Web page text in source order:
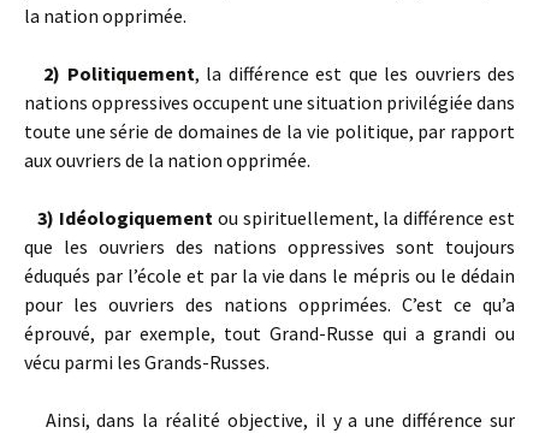
la nation opprimée.
2) Politiquement, la différence est que les ouvriers des
nations oppres­sives occupent une situation privilégiée dans
toute une série de domaines de la vie politique, par rapport
aux ouvriers de la nation opprimée.
3) Idéologiquement ou spirituellement, la différence est
que les ou­vriers des nations oppressives sont toujours
éduqués par l’école et par la vie dans le mépris ou le dédain
pour les ouvriers des nations opprimées. C’est ce qu’a
éprouvé, par exemple, tout Grand-Russe qui a grandi ou
vécu parmi les Grands-Russes.
Ainsi, dans la réalité objective, il y a une différence sur